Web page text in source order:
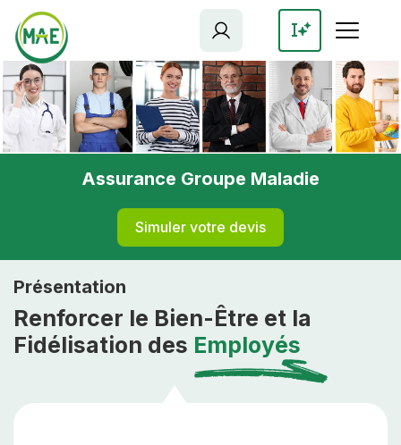
contenu
principal
Assurance Groupe Maladie
Simuler votre devis
Présentation
Renforcer le Bien-Être et la
Fidélisation des Employés